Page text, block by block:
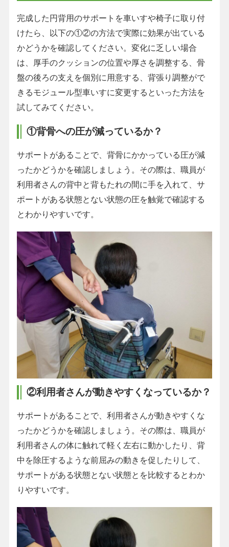
完成した円背用のサポートを車いすや椅子に取り付
けたら、以下の①②の方法で実際に効果が出ている
かどうかを確認してください。変化に乏しい場合
は、厚手のクッションの位置や厚さを調整する、骨
盤の後ろの支えを個別に用意する、背張り調整がで
きるモジュール型車いすに変更するといった方法を
試してみてください。
①背骨への圧が減っているか？
サポートがあることで、背骨にかかっている圧が減
ったかどうかを確認しましょう。その際は、職員が
利用者さんの背中と背もたれの間に手を入れて、サ
ポートがある状態とない状態の圧を触覚で確認する
とわかりやすいです。
②利用者さんが動きやすくなっているか？
サポートがあることで、利用者さんが動きやすくな
ったかどうかを確認しましょう。その際は、職員が
利用者さんの体に触れて軽く左右に動かしたり、背
中を除圧するような前屈みの動きを促したりして、
サポートがある状態とない状態とを比較するとわか
りやすいです。